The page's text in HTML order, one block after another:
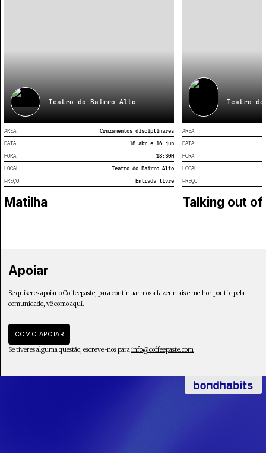
Teatro do Bairro Alto
AREA
Cruzamentos disciplinares
DATA
18 abr e 16 jun
HORA
18:30H
LOCAL
Teatro do Bairro Alto
PREÇO
Entrada livre
Matilha
Teatro
AREA
DATA
HORA
LOCAL
PREÇO
Talking out
Apoiar
Se quiseres apoiar o Coffeepaste, para continuarmos a fazer mais e melhor por ti e pela
comunidade, vê como aqui.
COMO APOIAR
Se tiveres alguma questão, escreve-nos parainfo@coffeepaste.com